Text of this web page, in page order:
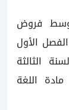
للسنة الثالثة 3 متوسط فروض
الأول
الثالثة
اللغة